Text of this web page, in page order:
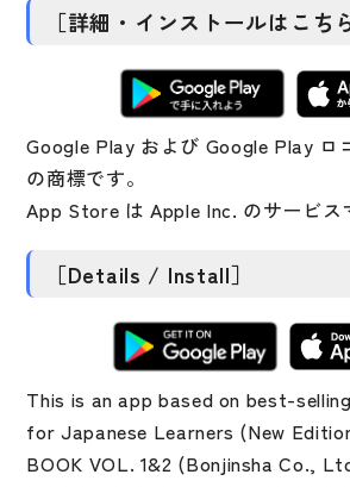
アカデミック・スキル
［詳細・インストールはこち
Google Play および Google Play ロ
の商標です。
App Store は Apple Inc. のサービス
［Details / Install］
This is an app based on best-
for Japanese Learners (New
BOOK VOL. 1&2 (Bonjinsha Co.,